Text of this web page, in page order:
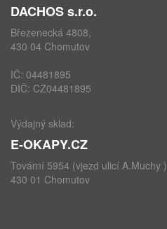
DACHOS s.r.o.
Březenecká 4808,
430 04 Chomutov
IČ: 04481895
DIČ: CZ04481895
Výdajný sklad:
E-OKAPY.CZ
Tovární 5954 (vjezd ulicí A.Muchy )
430 01 Chomutov